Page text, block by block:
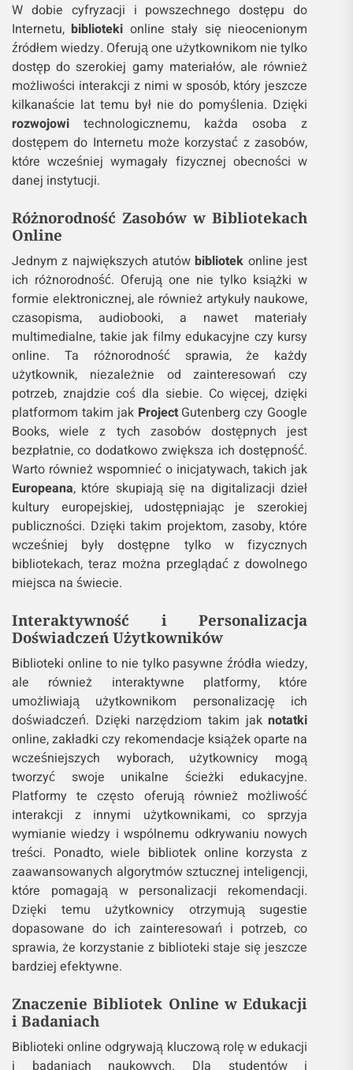
W dobie cyfryzacji i powszechnego dostępu do
Internetu,biblioteki online stały się nieocenionym
źródłem wiedzy. Oferują one użytkownikom nie tylko
dostęp do szerokiej gamy materiałów, ale również
możliwości interakcji z nimi w sposób, który jeszcze
kilkanaście lat temu był nie do pomyślenia. Dzięki
rozwojowi technologicznemu, każda osoba z
dostępem do Internetu może korzystać z zasobów,
które wcześniej wymagały fizycznej obecności w
danej instytucji.
Różnorodność Zasobów w Bibliotekach
Online
Jednym z największych atutówbibliotek online jest
ich różnorodność. Oferują one nie tylko książki w
formie elektronicznej, ale również artykuły naukowe,
czasopisma, audiobooki, a nawet materiały
multimedialne, takie jak filmy edukacyjne czy kursy
online. Ta różnorodność sprawia, że każdy
użytkownik, niezależnie od zainteresowań czy
potrzeb, znajdzie coś dla siebie. Co więcej, dzięki
platformom takim jak ProjectGutenberg czy Google
Books, wiele z tych zasobów dostępnych jest
bezpłatnie, co dodatkowo zwiększa ich dostępność.
Warto również wspomnieć o inicjatywach, takich jak
Europeana, które skupiają się na digitalizacji dzieł
kultury europejskiej, udostępniając je szerokiej
publiczności. Dzięki takim projektom, zasoby, które
wcześniej były dostępne tylko w fizycznych
bibliotekach, teraz można przeglądać z dowolnego
miejsca na świecie.
Interaktywność i Personalizacja
Doświadczeń Użytkowników
Biblioteki online to nie tylko pasywne źródła wiedzy,
ale również interaktywne platformy, które
umożliwiają użytkownikom personalizację ich
doświadczeń. Dzięki narzędziom takim jaknotatki
online, zakładki czy rekomendacje książek oparte na
wcześniejszych wyborach, użytkownicy mogą
tworzyć swoje unikalne ścieżki edukacyjne.
Platformy te często oferują również możliwość
interakcji z innymi użytkownikami, co sprzyja
wymianie wiedzy i wspólnemu odkrywaniu nowych
treści. Ponadto, wiele bibliotek online korzysta z
zaawansowanych algorytmów sztucznej inteligencji,
które pomagają w personalizacji rekomendacji.
Dzięki temu użytkownicy otrzymują sugestie
dopasowane do ich zainteresowań i potrzeb, co
sprawia, że korzystanie z biblioteki staje się jeszcze
bardziej efektywne.
Znaczenie Bibliotek Online w Edukacji
i Badaniach
Biblioteki online odgrywają kluczową rolę w edukacji